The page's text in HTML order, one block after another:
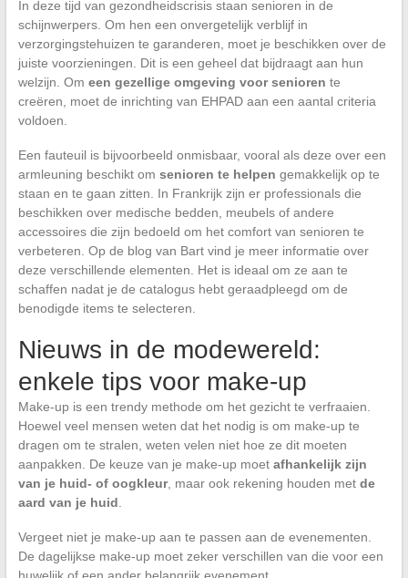
In deze tijd van gezondheidscrisis staan senioren in de
schijnwerpers. Om hen een onvergetelijk verblijf in
verzorgingstehuizen te garanderen, moet je beschikken over de
juiste voorzieningen. Dit is een geheel dat bijdraagt aan hun
welzijn. Om een gezellige omgeving voor senioren te
creëren, moet de inrichting van EHPAD aan een aantal criteria
voldoen.
Een fauteuil is bijvoorbeeld onmisbaar, vooral als deze over een
armleuning beschikt om senioren te helpen gemakkelijk op te
staan en te gaan zitten. In Frankrijk zijn er professionals die
beschikken over medische bedden, meubels of andere
accessoires die zijn bedoeld om het comfort van senioren te
verbeteren. Op de blog van Bart vind je meer informatie over
deze verschillende elementen. Het is ideaal om ze aan te
schaffen nadat je de catalogus hebt geraadpleegd om de
benodigde items te selecteren.
Nieuws in de modewereld:
enkele tips voor make-up
Make-up is een trendy methode om het gezicht te verfraaien.
Hoewel veel mensen weten dat het nodig is om make-up te
dragen om te stralen, weten velen niet hoe ze dit moeten
aanpakken. De keuze van je make-up moet afhankelijk zijn
van je huid- of oogkleur, maar ook rekening houden met de
aard van je huid
Vergeet niet je make-up aan te passen aan de evenementen.
De dagelijkse make-up moet zeker verschillen van die voor een